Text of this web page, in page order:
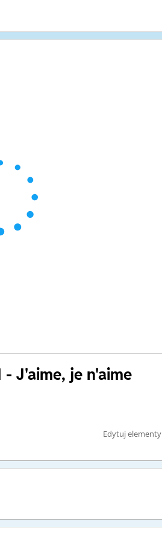
- J'aime, je n'aime
Edytuj elementy